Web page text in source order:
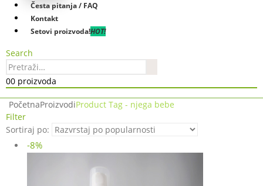
Česta pitanja / FAQ
Kontakt
Setovi proizvoda!HOT!
Search
00 proizvoda
PočetnaProizvodiProduct Tag - njega bebe
Filter
Sortiraj po:
-8%